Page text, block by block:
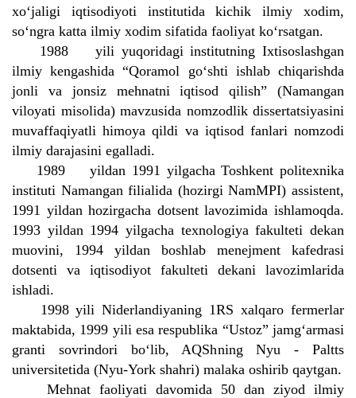
xo‘jaligi iqtisodiyoti institutida kichik ilmiy xodim,
so‘ngra katta ilmiy xodim sifatida faoliyat ko‘rsatgan.
1988 yili yuqoridagi institutning Ixtisoslashgan
ilmiy kengashida “Qoramol go‘shti ishlab chiqarishda
jonli va jonsiz mehnatni iqtisod qilish” (Namangan
viloyati misolida) mavzusida nomzodlik dissertatsiyasini
muvaffaqiyatli himoya qildi va iqtisod fanlari nomzodi
ilmiy darajasini egalladi.
1989 yildan 1991 yilgacha Toshkent politexnika
instituti Namangan filialida (hozirgi NamMPI) assistent,
1991 yildan hozirgacha dotsent lavozimida ishlamoqda.
1993 yildan 1994 yilgacha texnologiya fakulteti dekan
muovini, 1994 yildan boshlab menejment kafedrasi
dotsenti va iqtisodiyot fakulteti dekani lavozimlarida
ishladi.
1998 yili Niderlandiyaning 1RS xalqaro fermerlar
maktabida, 1999 yili esa respublika “Ustoz” jamg‘armasi
granti sovrindori bo‘lib, AQShning Nyu - Paltts
universitetida (Nyu-York shahri) malaka oshirib qaytgan.
Mehnat faoliyati davomida 50 dan ziyod ilmiy